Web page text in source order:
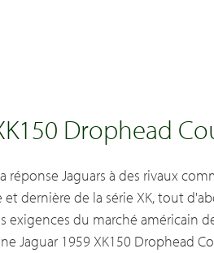
Drophead
réponse Jaguars à des rivaux
dernière de la série XK, tout
exigences du marché américain
Jaguar 1959 XK150 Drophead